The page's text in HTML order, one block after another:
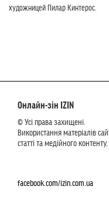
художницей Пилар Кинтерос.
Онлайн-зін IZIN
© Усі права захищені.
Використання матеріалів
статті та медійного
facebook.com/izin.com.ua